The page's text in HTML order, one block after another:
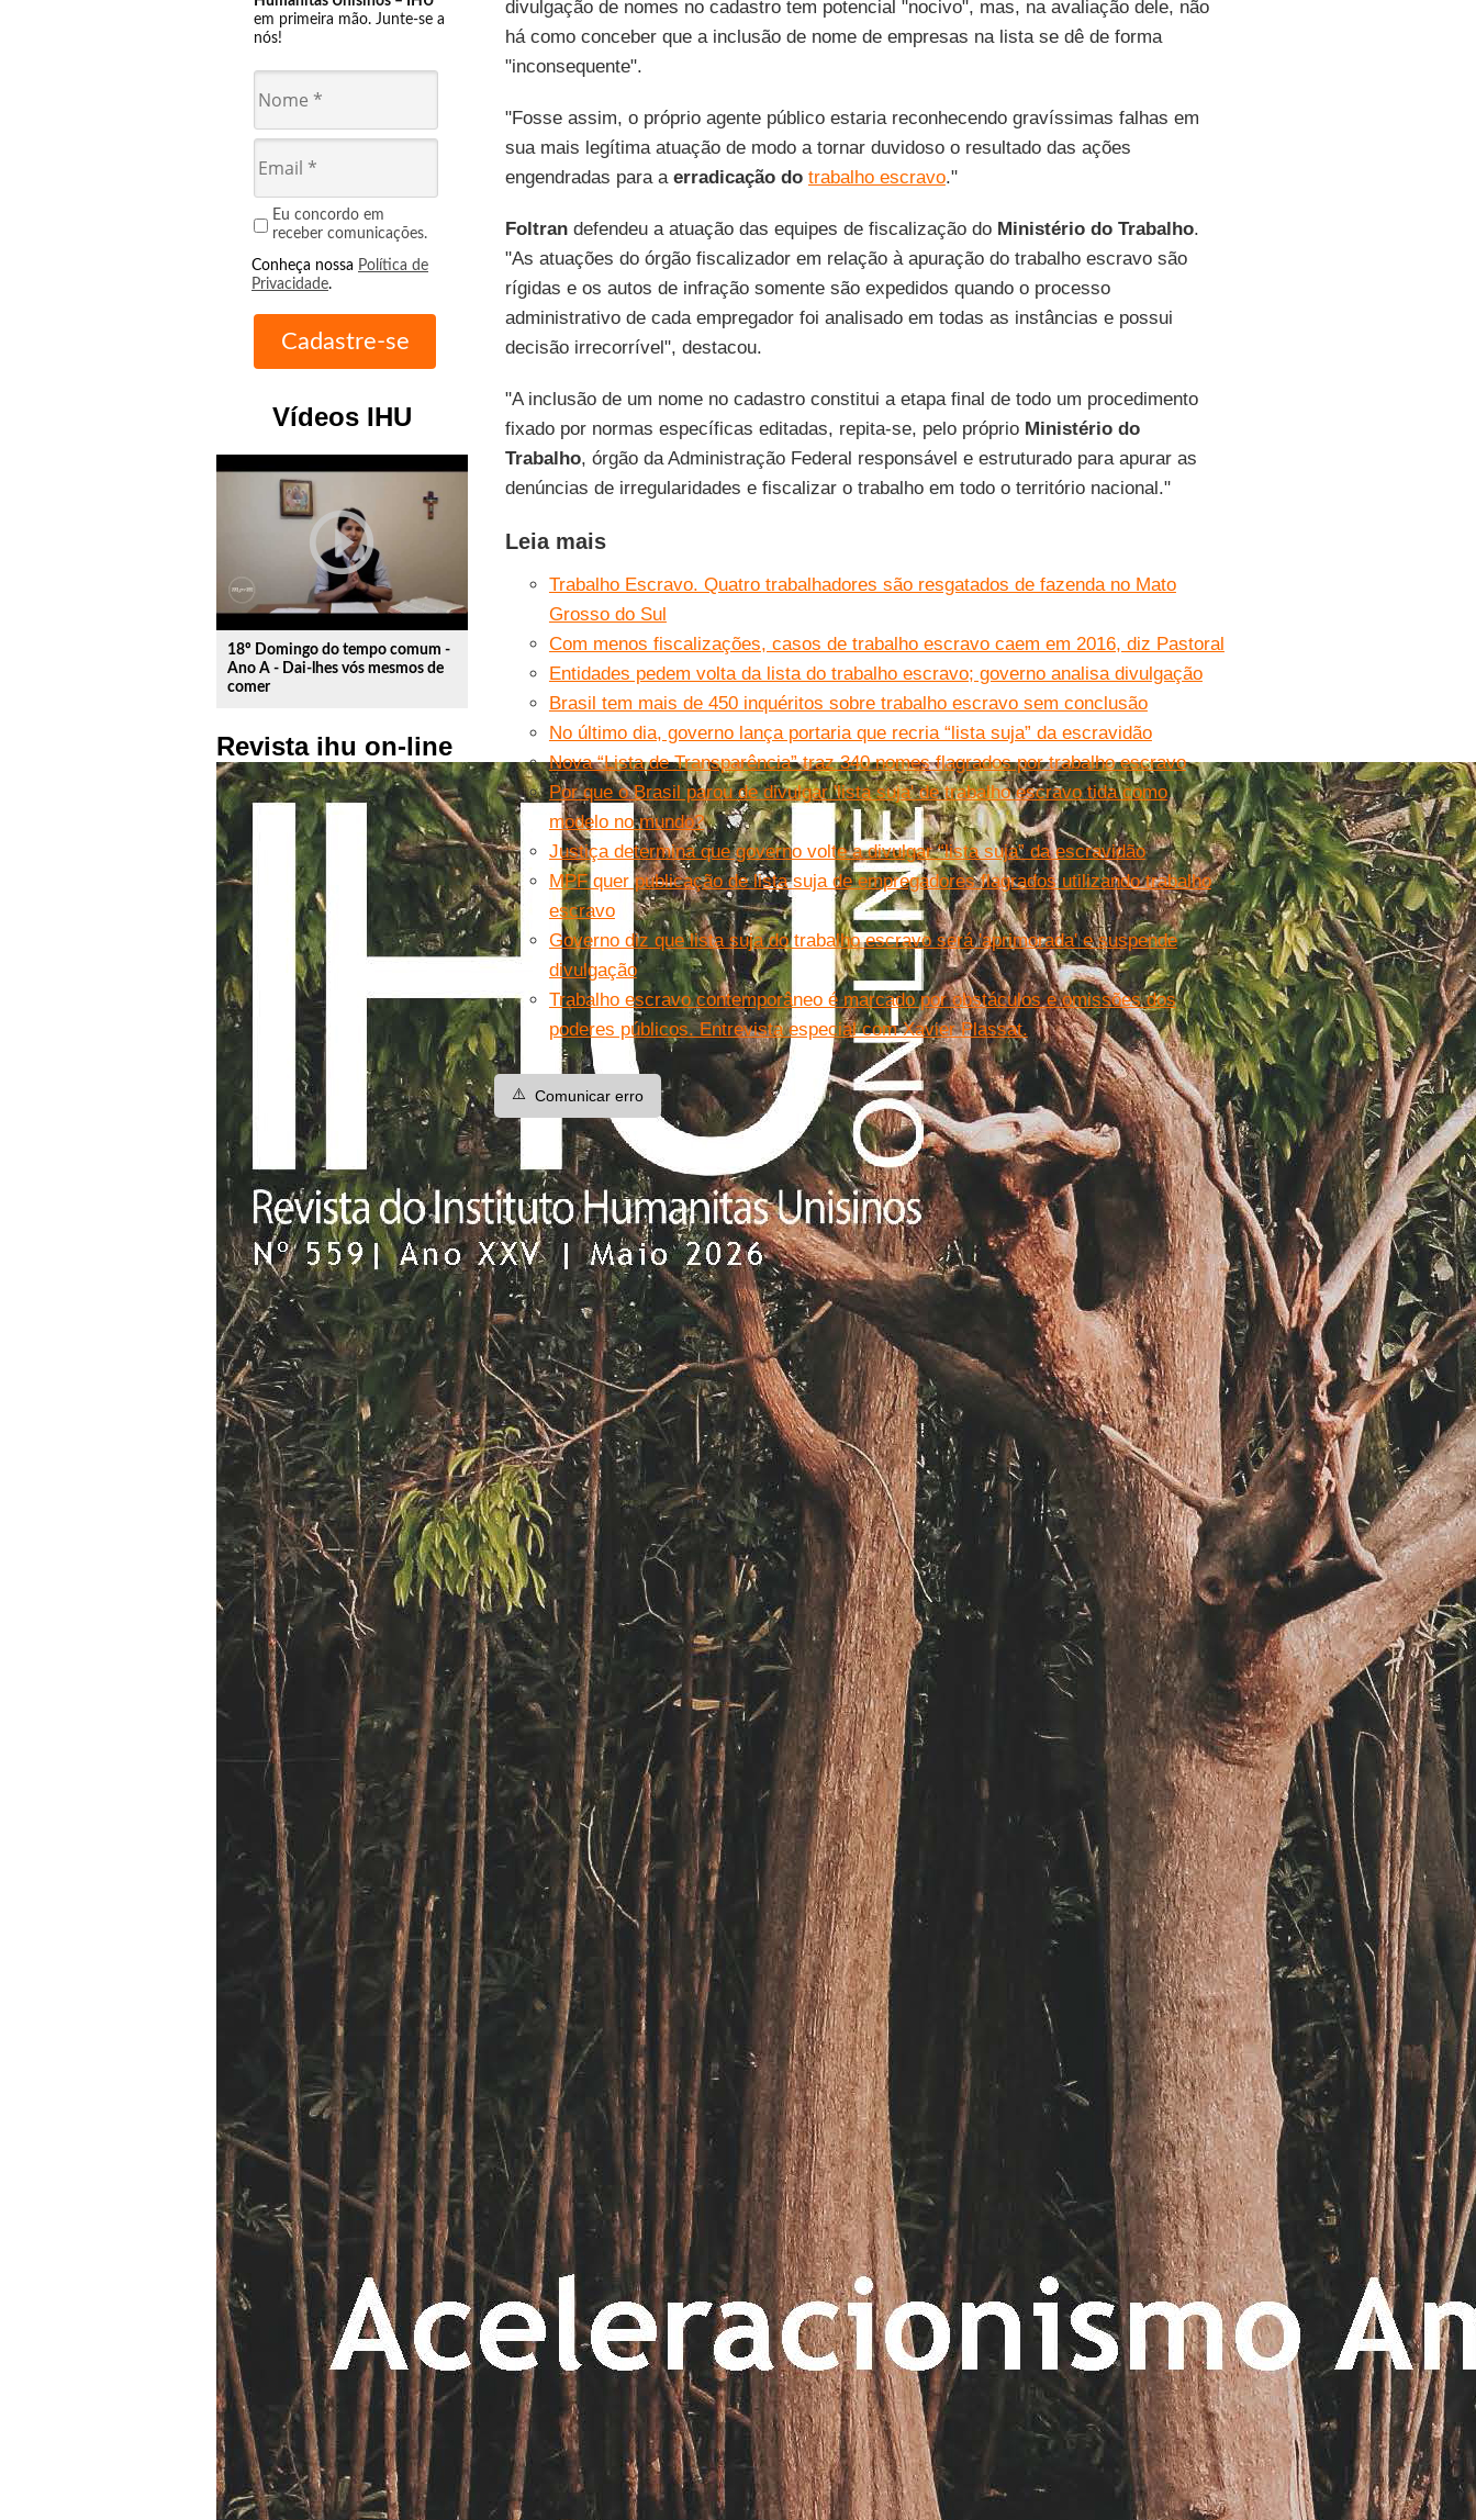
em primeira mão. Junte-se a
nós!
Eu concordo em
receber comunicações.
Conheça nossa Política de
Privacidade.
Vídeos IHU
play_circle_outline
18º Domingo do tempo comum -
Ano A - Dai-lhes vós mesmos de
comer
Revista ihu on-line
divulgação de nomes no cadastro tem potencial "nocivo", mas, na avaliação dele, não
há como conceber que a inclusão de nome de empresas na lista se dê de forma
"inconsequente".
"Fosse assim, o próprio agente público estaria reconhecendo gravíssimas falhas em
sua mais legítima atuação de modo a tornar duvidoso o resultado das ações
engendradas para aerradicação do trabalho escravo."
Foltrandefendeu a atuação das equipes de fiscalização doMinistério do Trabalho.
"As atuações do órgão fiscalizador em relação à apuração do trabalho escravo são
rígidas e os autos de infração somente são expedidos quando o processo
administrativo de cada empregador foi analisado em todas as instâncias e possui
decisão irrecorrível", destacou.
"A inclusão de um nome no cadastro constitui a etapa final de todo um procedimento
fixado por normas específicas editadas, repita-se, pelo próprio Ministério do
Trabalho, órgão da Administração Federal responsável e estruturado para apurar as
denúncias de irregularidades e fiscalizar o trabalho em todo o território nacional."
Leia mais
Trabalho Escravo. Quatro trabalhadores são resgatados de fazenda no Mato
Grosso do Sul
Com menos fiscalizações, casos de trabalho escravo caem em 2016, diz Pastoral
Entidades pedem volta da lista do trabalho escravo; governo analisa divulgação
Brasil tem mais de 450 inquéritos sobre trabalho escravo sem conclusão
No último dia, governo lança portaria que recria “lista suja” da escravidão
Nova “Lista de Transparência” traz 340 nomes flagrados por trabalho escravo
Por que o Brasil parou de divulgar 'lista suja' de trabalho escravo tida como
modelo no mundo?
Justiça determina que governo volte a divulgar “lista suja” da escravidão
MPF quer publicação de lista suja de empregadores flagrados utilizando trabalho
escravo
Governo diz que lista suja do trabalho escravo será 'aprimorada' e suspende
divulgação
Trabalho escravo contemporâneo é marcado por obstáculos e omissões dos
poderes públicos. Entrevista especial com Xavier Plassat.
⚠️ Comunicar erro